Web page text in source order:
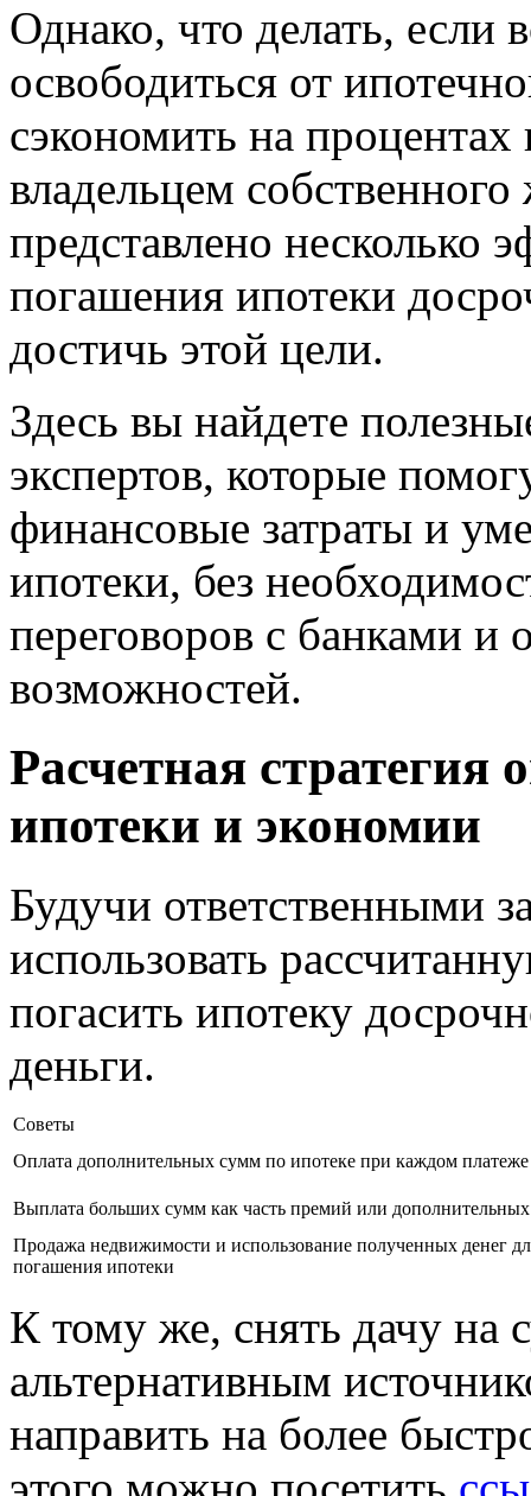
Однако, что делать, если
освободиться от
сэкономить на
владельцем
представлено несколько
погашения ипотеки
достичь этой цели.
Здесь вы найдете
экспертов, которые
финансовые затраты и
ипотеки, без
переговоров с банками и
возможностей.
Расчетная стратегия
ипотеки и экономии
Будучи ответственными
использовать
погасить ипотеку
деньги.
Советы
Оплата дополнительных сумм по ипотеке при каждом платеже
Выплата больших сумм как часть премий или
Продажа недвижимости и использование полученных денег
погашения ипотеки
К тому же, снять дачу на
альтернативным
направить на более